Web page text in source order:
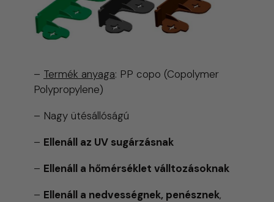
– Termék anyaga: PP copo (Copolymer
Polypropylene)
– Nagy ütésállóságú
– Ellenáll az UV sugárzásnak
– Ellenáll a hőmérséklet válltozásoknak
– Ellenáll a nedvességnek, penésznek,